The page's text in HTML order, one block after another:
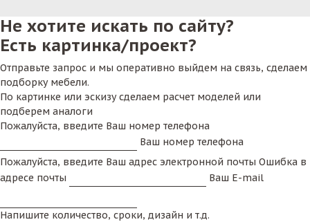
Не хотите искать по сайту?
Есть картинка/проект?
Отправьте запрос и мы оперативно выйдем на связь, сделаем
подборку мебели.
По картинке или эскизу сделаем расчет моделей или
подберем аналоги
Пожалуйста, введите Ваш номер телефона
Ваш номер телефона
Пожалуйста, введите Ваш адрес электронной почты Ошибка в
адресе почты
Ваш E-mail
Напишите количество, сроки, дизайн и т.д.